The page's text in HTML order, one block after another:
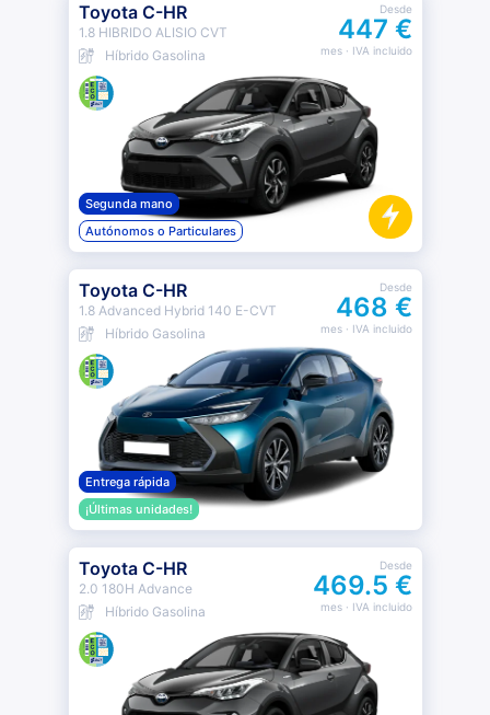
Toyota C-HR
1.8 HIBRIDO ALISIO CVT
Híbrido Gasolina
Desde
447 €
mes· IVA incluido
Segunda mano
Autónomos o Particulares
Toyota C-HR
1.8 Advanced Hybrid 140 E-CVT
Híbrido Gasolina
Desde
468 €
mes· IVA incluido
Entrega rápida
¡Últimas unidades!
Toyota C-HR
2.0 180H Advance
Híbrido Gasolina
Desde
469.5 €
mes· IVA incluido